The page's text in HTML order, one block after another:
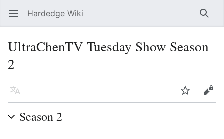
Hauptmenü öffnen Hardedge Wiki
UltraChenTV Tuesday Show Season
2
Sprache Beobachten Bearbeiten
Season 2